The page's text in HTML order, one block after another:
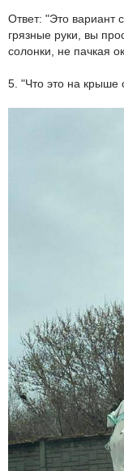
Ответ: "Это вариант
грязные руки, вы
солонки, не пачкая
5. "Что это на крыше